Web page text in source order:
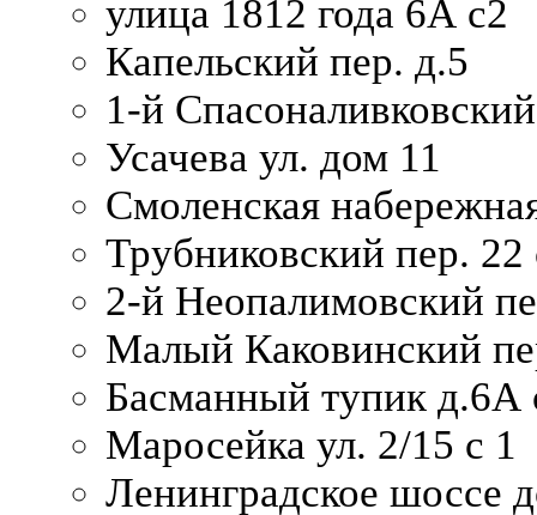
улица 1812 года 6А с2
Капельский пер. д.5
1-й
Усачева ул. дом 11
Смоленская
Трубниковский пер. 22
2-й Неопалимовский
Малый Каковинский
Басманный тупик д.6А
Маросейка ул. 2/15 с 1
Ленинградское шоссе